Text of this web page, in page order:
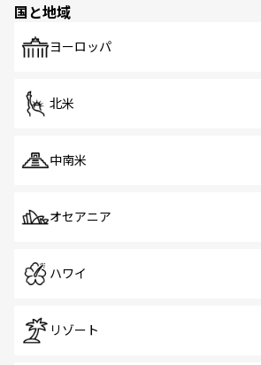
で、ホーカーズは地元の風情を楽
国と地域
ヨーロッパ
北米
中南米
オセアニア
ハワイ
リゾート